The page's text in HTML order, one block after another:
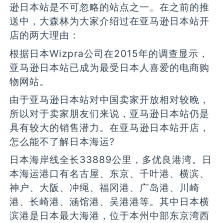
逊日本站是不可忽略的站点之一。在之前的推
送中，大森林为大家介绍过在亚马逊日本站开
店的两大理由：
根据日本Wizpra公司在2015年的调查显示，
亚马逊日本站已成为最受日本人喜爱的电商购
物网站。
由于亚马逊日本站对中国卖家开放相对较晚，
所以对于卖家朋友们来说，亚马逊日本站仍是
具有较大的销售潜力。在亚马逊日本站开店，
怎么能不了解日本海运?
日本海岸线全长33889公里，多优良港湾。日
本海运港口有名古屋、东京、千叶港、横滨、
神户、大阪、冲绳、福冈港、广岛港、川崎
港、长崎港、涵馆港、吴港港等。其中日本横
滨港是日本最大海港，位于本州中部东京湾西